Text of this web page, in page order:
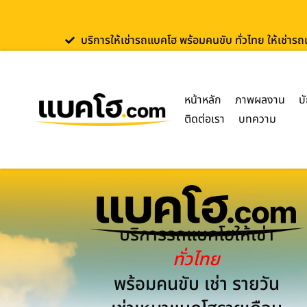
บริการให้เช่ารถแบคโฮ พร้อมคนขับ ทั่วไทย ให้เช่า
หน้าหลัก ภาพผลงาน
ติดต่อเรา
บทความ
บริการรถแบคโฮให้เช่า
ทั่วไทย
พร้อมคนขับ เช่า รายวัน